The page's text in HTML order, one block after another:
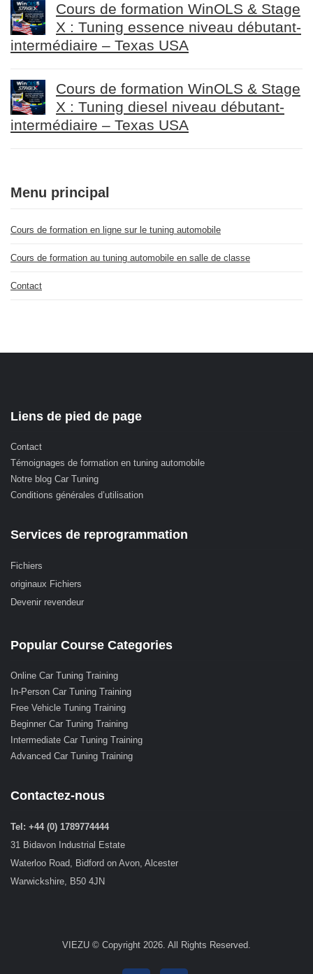
Cours de formation WinOLS & Stage
X : Tuning essence niveau débutant-
intermédiaire – Texas USA
Cours de formation WinOLS & Stage
X : Tuning diesel niveau débutant-
intermédiaire – Texas USA
Menu principal
Cours de formation en ligne sur le tuning automobile
Cours de formation au tuning automobile en salle de classe
Contact
Liens de pied de page
Contact
Témoignages de formation en tuning automobile
Notre blog Car Tuning
Conditions générales d’utilisation
Services de reprogrammation
Fichiers
originaux Fichiers
Devenir revendeur
Popular Course Categories
Online Car Tuning Training
In-Person Car Tuning Training
Free Vehicle Tuning Training
Beginner Car Tuning Training
Intermediate Car Tuning Training
Advanced Car Tuning Training
Contactez-nous
Tel: +44 (0) 1789774444
31 Bidavon Industrial Estate
Waterloo Road, Bidford on Avon, Alcester
Warwickshire, B50 4JN
VIEZU © Copyright 2026. All Rights Reserved.